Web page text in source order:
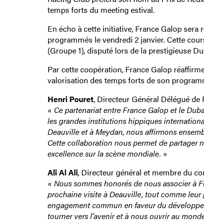
temps forts du meeting estival.
En écho à cette initiative, France Galop sera
programmés le vendredi 2 janvier. Cette
(Groupe 1), disputé lors de la prestigieuse
Par cette coopération, France Galop
valorisation des temps forts de son
Henri Pouret, Directeur Général Délégué de
« Ce partenariat entre France Galop et le
les grandes institutions hippiques
Deauville et à Meydan, nous affirmons
Cette collaboration nous permet de partager
excellence sur la scène mondiale. »
Ali Al Ali, Directeur général et membre du
« Nous sommes honorés de nous associer à
prochaine visite à Deauville, tout comme
engagement commun en faveur du
tourner vers l’avenir et à nous ouvrir au